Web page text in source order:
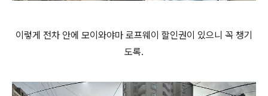
이렇게 전차 안에 모이와야마 로프웨이 할인권이 있으니 꼭 챙기
도록.